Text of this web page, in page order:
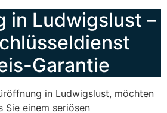
in Ludwigslust –
Garantie
in Ludwigslust, möchten
Sie einem seriösen